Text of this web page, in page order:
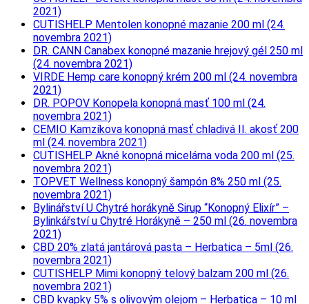
2021)
CUTISHELP Mentolen konopné mazanie 200 ml (24.
novembra 2021)
DR. CANN Canabex konopné mazanie hrejový gél 250 ml
(24. novembra 2021)
VIRDE Hemp care konopný krém 200 ml (24. novembra
2021)
DR. POPOV Konopela konopná masť 100 ml (24.
novembra 2021)
CEMIO Kamzíkova konopná masť chladivá II. akosť 200
ml (24. novembra 2021)
CUTISHELP Akné konopná micelárna voda 200 ml (25.
novembra 2021)
TOPVET Wellness konopný šampón 8% 250 ml (25.
novembra 2021)
Bylinářství U Chytré horákyně Sirup “Konopný Elixír” –
Bylinkářství u Chytré Horákyně – 250 ml (26. novembra
2021)
CBD 20% zlatá jantárová pasta – Herbatica – 5ml (26.
novembra 2021)
CUTISHELP Mimi konopný telový balzam 200 ml (26.
novembra 2021)
CBD kvapky 5% s olivovým olejom – Herbatica – 10 ml